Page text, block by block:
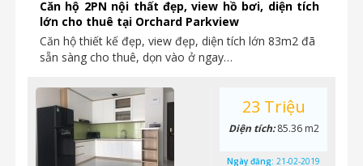
Căn hộ 2PN nội thất đẹp, view hồ bơi, diện tích
lớn cho thuê tại Orchard Parkview
Căn hộ thiết kế đẹp, view đẹp, diện tích lớn 83m2 đã
sẵn sàng cho thuê, dọn vào ở ngay…
23 Triệu
Diện tích:85.36 m2
Ngày đăng: 21-02-2019